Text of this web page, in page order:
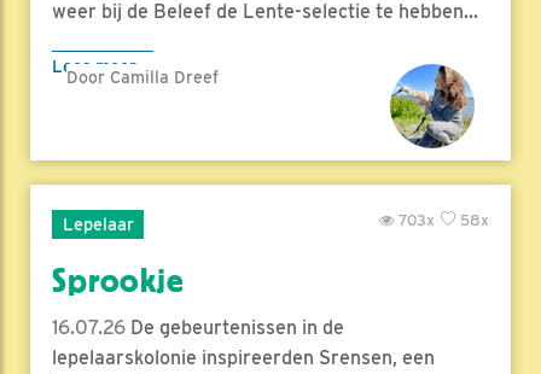
weer bij de Beleef de Lente-selectie te hebben...
Lees meer
Door Camilla Dreef
Lepelaar 58x
703x
Sprookje
16.07.26 De gebeurtenissen in de
lepelaarskolonie inspireerden Srensen, een